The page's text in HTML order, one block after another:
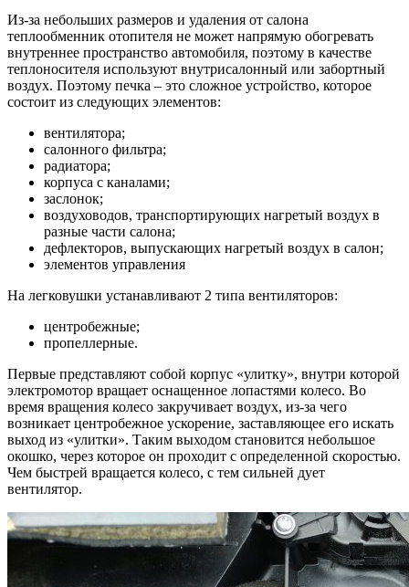
Из-за небольших размеров и удаления от салона
теплообменник отопителя не может напрямую обогревать
внутреннее пространство автомобиля, поэтому в качестве
теплоносителя используют внутрисалонный или забортный
воздух. Поэтому печка – это сложное устройство, которое
состоит из следующих элементов:
вентилятора;
салонного фильтра;
радиатора;
корпуса с каналами;
заслонок;
воздуховодов, транспортирующих нагретый воздух в
разные части салона;
дефлекторов, выпускающих нагретый воздух в салон;
элементов управления
На легковушки устанавливают 2 типа вентиляторов:
центробежные;
пропеллерные.
Первые представляют собой корпус «улитку», внутри которой
электромотор вращает оснащенное лопастями колесо. Во
время вращения колесо закручивает воздух, из-за чего
возникает центробежное ускорение, заставляющее его искать
выход из «улитки». Таким выходом становится небольшое
окошко, через которое он проходит с определенной скоростью.
Чем быстрей вращается колесо, с тем сильней дует
вентилятор.